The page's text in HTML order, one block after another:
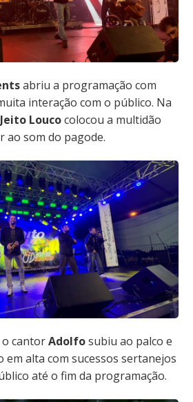
abriu a programação com
interação com o público. Na
Jeito Loucocolocou a multidão
ao som do pagode.
o cantorAdolfosubiu ao palco e
em alta com sucessos sertanejos
até o fim da programação.